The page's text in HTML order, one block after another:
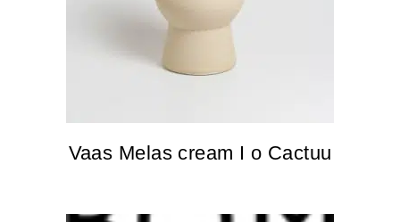
Vaas Melas cream I o Cactuu